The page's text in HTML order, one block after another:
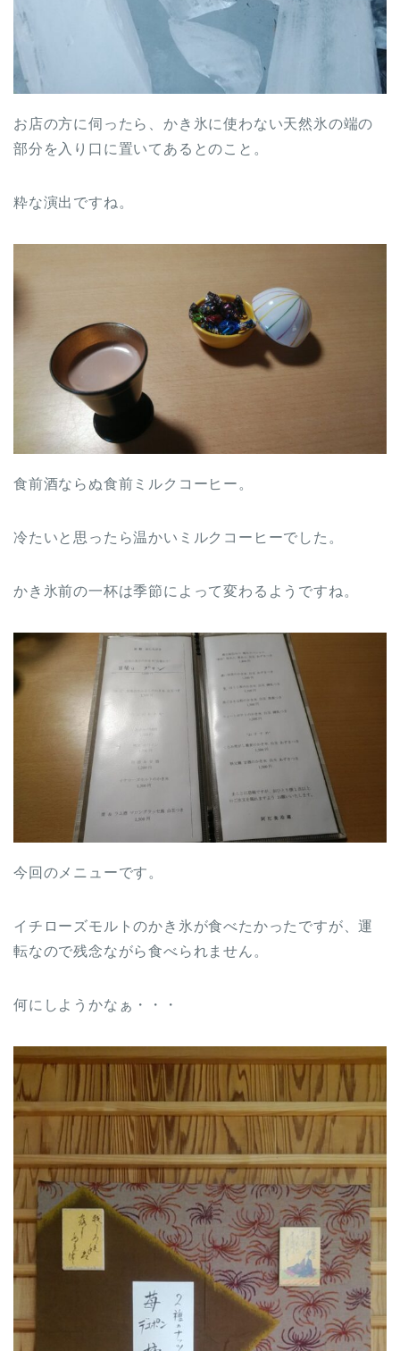
お店の方に伺ったら、かき氷に使わない天然氷の端の
部分を入り口に置いてあるとのこと。
粋な演出ですね。
食前酒ならぬ食前ミルクコーヒー。
冷たいと思ったら温かいミルクコーヒーでした。
かき氷前の一杯は季節によって変わるようですね。
今回のメニューです。
イチローズモルトのかき氷が食べたかったですが、運
転なので残念ながら食べられません。
何にしようかなぁ・・・